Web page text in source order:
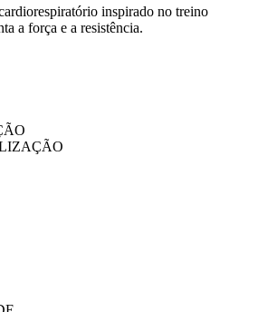
inspirado no treino
a força e a resistência.